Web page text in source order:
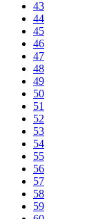
43
44
45
46
47
48
49
50
51
52
53
54
55
56
57
58
59